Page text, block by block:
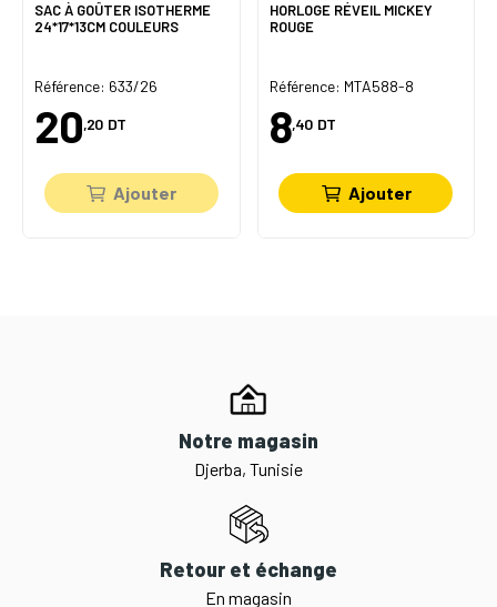
SAC À GOÛTER ISOTHERME
24*17*13CM COULEURS
Référence: 633/26
20,20 DT
Ajouter
HORLOGE RÉVEIL MICKEY
ROUGE
Référence: MTA588-8
8,40 DT
Ajouter
Notre magasin
Djerba, Tunisie
Retour et échange
En magasin